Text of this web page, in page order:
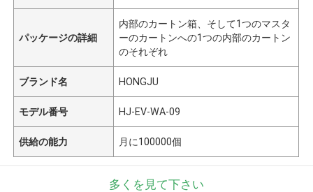
パッケージの詳細
内部のカートン箱、そして1つのマスタ
ーのカートンへの1つの内部のカートン
のそれぞれ
ブランド名 HONGJU
モデル番号 HJ-EV-WA-09
供給の能力 月に100000個
多くを見て下さい